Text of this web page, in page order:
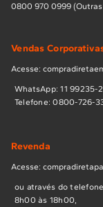
0800 970 0999
Vendas
Acesse:
WhatsApp: 11 99235-
Telefone: 0800-726-
Revenda
Acesse:
ou através do
8h00 às 18h00,